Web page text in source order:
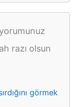
razı olsun
görmek